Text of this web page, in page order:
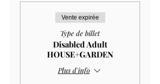
Vente expirée
Type de billet
Disabled Adult
HOUSE+GARDEN
Plus d'info